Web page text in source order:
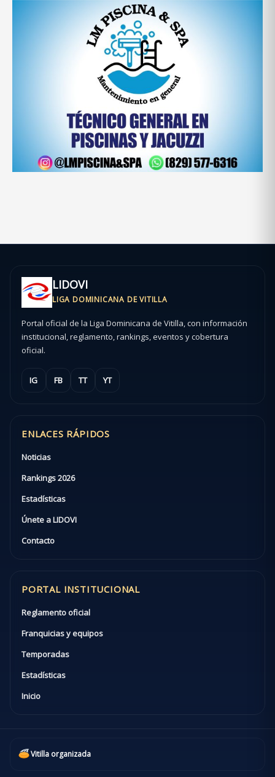
LIDOVI
LIGA DOMINICANA DE VITILLA
Portal oficial de la Liga Dominicana de Vitilla, con información
institucional, reglamento, rankings, eventos y cobertura
oficial.
IG FB TT YT
ENLACES RÁPIDOS
Noticias
Rankings 2026
Estadísticas
Únete a LIDOVI
Contacto
PORTAL INSTITUCIONAL
Reglamento oficial
Franquicias y equipos
Temporadas
Estadísticas
Inicio
Vitilla organizada